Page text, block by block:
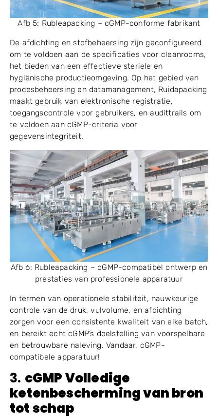
Afb 5: Rubleapacking – cGMP-conforme fabrikant
De afdichting en stofbeheersing zijn geconfigureerd
om te voldoen aan de specificaties voor cleanrooms,
het bieden van een effectieve steriele en
hygiënische productieomgeving. Op het gebied van
procesbeheersing en datamanagement, Ruidapacking
maakt gebruik van elektronische registratie,
toegangscontrole voor gebruikers, en audittrails om
te voldoen aan cGMP-criteria voor
gegevensintegriteit.
Afb 6: Rubleapacking – cGMP-compatibel ontwerp en
prestaties van professionele apparatuur
In termen van operationele stabiliteit, nauwkeurige
controle van de druk, vulvolume, en afdichting
zorgen voor een consistente kwaliteit van elke batch,
en bereikt echt cGMP’s doelstelling van voorspelbare
en betrouwbare naleving. Vandaar, cGMP-
compatibele apparatuur!
3. cGMP Volledige
ketenbescherming van bron
tot schap